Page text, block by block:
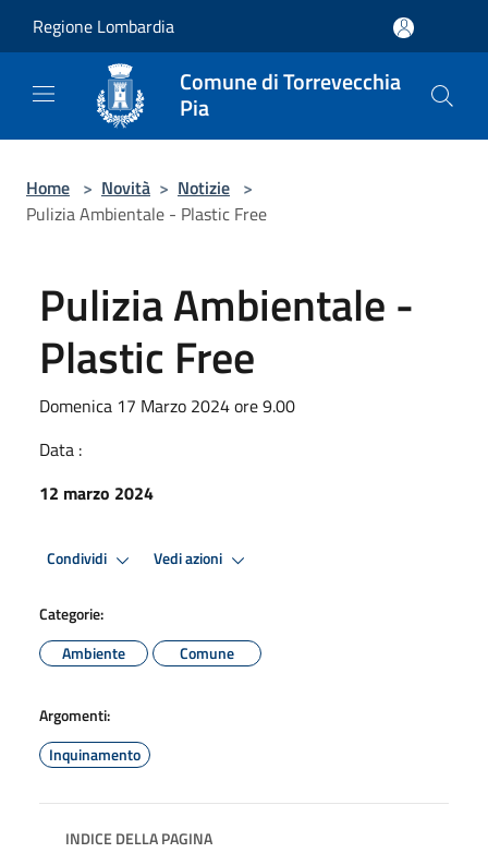
Regione Lombardia
Comune di Torrevecchia
Pia
Home > Novità > Notizie >
Pulizia Ambientale - Plastic Free
Pulizia Ambientale -
Plastic Free
Domenica 17 Marzo 2024 ore 9.00
Data :
12 marzo 2024
Condividi Vedi azioni
Categorie:
Ambiente
Comune
Argomenti:
Inquinamento
INDICE DELLA PAGINA